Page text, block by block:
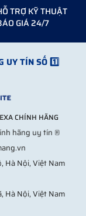
TRỢ KỸ THUẬT
GIÁ 24/7
UY TÍN SỐ 1️⃣
CHÍNH HÃNG
hãng uy tín ®
Hà Nội, Việt Nam
Hà Nội, Việt Nam